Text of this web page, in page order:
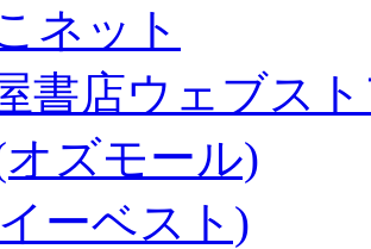
ネット
書店ウェブス
ズモール)
ーベスト)